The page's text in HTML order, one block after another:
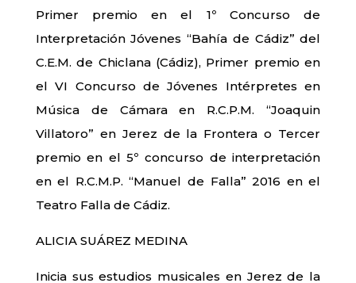
Primer premio en el 1º Concurso de
Interpretación Jóvenes “Bahía de Cádiz” del
C.E.M. de Chiclana (Cádiz), Primer premio en
el VI Concurso de Jóvenes Intérpretes en
Música de Cámara en R.C.P.M. “Joaquin
Villatoro” en Jerez de la Frontera o Tercer
premio en el 5º concurso de interpretación
en el R.C.M.P. “Manuel de Falla” 2016 en el
Teatro Falla de Cádiz.
ALICIA SUÁREZ MEDINA
Inicia sus estudios musicales en Jerez de la